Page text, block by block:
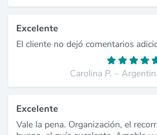
Excelente
El cliente no dejó comentarios
Carolina P. –
Excelente
Vale la pena. Organización, el